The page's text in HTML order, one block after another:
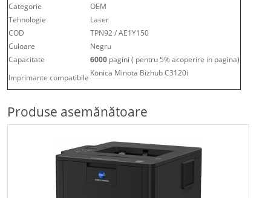
Categorie
OEM
Tehnologie
Laser
COD
TPN92 / AE1Y150
Culoare
Negru
Capacitate
6000 pagini ( pentru 5% acoperire in pagina)
Imprimante compatibile Konica Minota Bizhub C3120i
Produse asemănătoare